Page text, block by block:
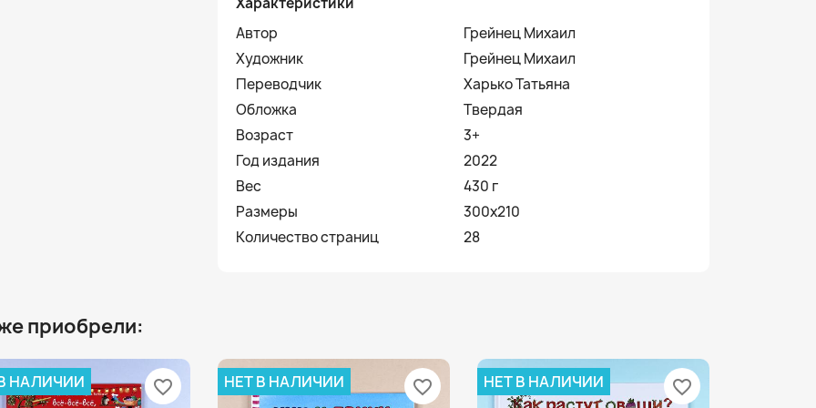
Автор
Грейнец Михаил
Художник
Грейнец Михаил
Переводчик
Харько Татьяна
Обложка
Твердая
Возраст
3+
Год издания
2022
Вес
430 г
Размеры
300x210
Количество страниц
28
приобрели:
НАЛИЧИИ favorite_border НЕТ В НАЛИЧИИ favorite_border НЕТ В НАЛИЧИИ favorite_border